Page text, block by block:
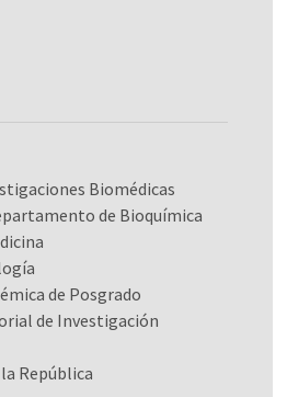
Biomédicas
de Bioquímica
de Posgrado
de Investigación
República